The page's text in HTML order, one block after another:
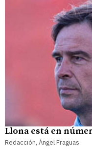
Llona está en
Redacción, Ángel Fraguas